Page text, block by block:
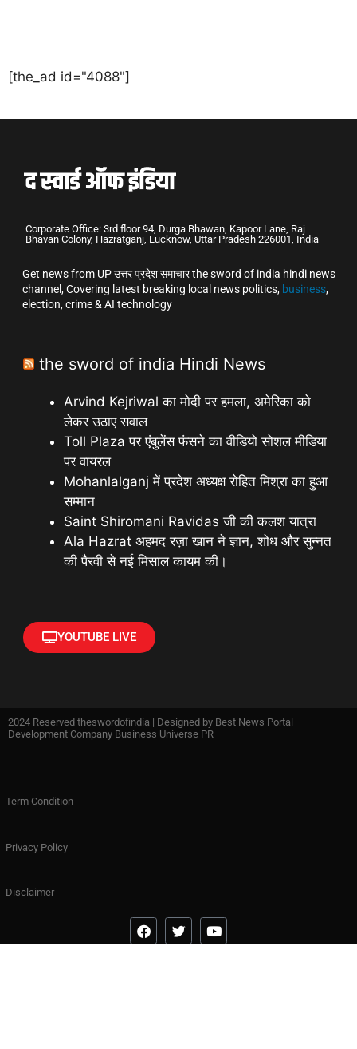
[the_ad id="4088"]
Corporate Office: 3rd floor 94, Durga Bhawan, Kapoor Lane, Raj
Bhavan Colony, Hazratganj, Lucknow, Uttar Pradesh 226001, India
Get news from UP उत्तर प्रदेश समाचार the sword of india hindi news
channel, Covering latest breaking local news politics, business,
election, crime & AI technology
the sword of india Hindi News
Arvind Kejriwal का मोदी पर हमला, अमेरिका को
लेकर उठाए सवाल
Toll Plaza पर एंबुलेंस फंसने का वीडियो सोशल मीडिया
पर वायरल
Mohanlalganj में प्रदेश अध्यक्ष रोहित मिश्रा का हुआ
सम्मान
Saint Shiromani Ravidas जी की कलश यात्रा
Ala Hazrat अहमद रज़ा खान ने ज्ञान, शोध और सुन्नत
की पैरवी से नई मिसाल कायम की।
YOUTUBE LIVE
2024 Reserved theswordofindia | Designed by Best News Portal
Development Company Business Universe PR
Term Condition
Privacy Policy
Disclaimer